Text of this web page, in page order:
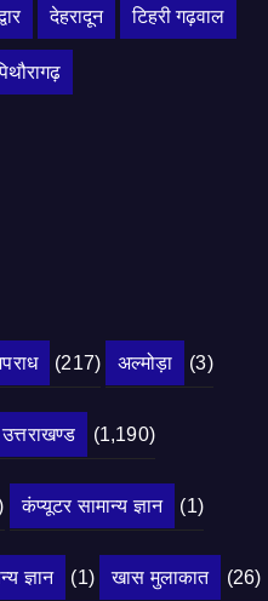
देहरादून टिहरी गढ़वाल
(217) अल्मोड़ा (3)
उत्तराखण्ड (1,190)
कंप्यूटर सामान्य ज्ञान (1)
ज्ञान (1) खास मुलाकात (26)